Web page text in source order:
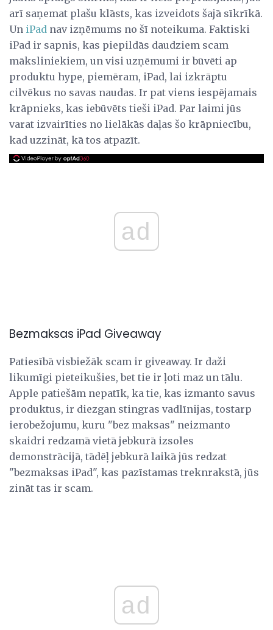
arī saņemat plašu klāsts, kas izveidots šajā sīkrīkā.
Un iPad nav izņēmums no šī noteikuma. Faktiski
iPad ir sapnis, kas piepildās daudziem scam
māksliniekiem, un visi uzņēmumi ir būvēti ap
produktu hype, piemēram, iPad, lai izkrāptu
cilvēkus no savas naudas. Ir pat viens iespējamais
krāpnieks, kas iebūvēts tieši iPad. Par laimi jūs
varat izvairīties no lielākās daļas šo krāpniecību,
kad uzzināt, kā tos atpazīt.
ad
Bezmaksas iPad Giveaway
Patiesībā visbiežāk scam ir giveaway. Ir daži
likumīgi pieteikušies, bet tie ir ļoti maz un tālu.
Apple patiešām nepatīk, ka tie, kas izmanto savus
produktus, ir diezgan stingras vadlīnijas, tostarp
ierobežojumu, kuru "bez maksas" neizmanto
skaidri redzamā vietā jebkurā izsoles
demonstrācijā, tādēļ jebkurā laikā jūs redzat
"bezmaksas iPad", kas pazīstamas treknrakstā, jūs
zināt tas ir scam.
ad